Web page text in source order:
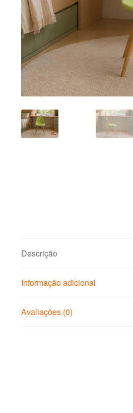
Descrição
Informação adicional
Avaliações (0)